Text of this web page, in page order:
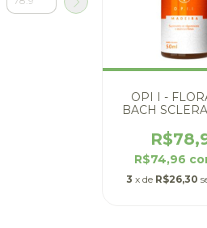
OPI I -
BACH
R$74,96
3 x de R$26,30